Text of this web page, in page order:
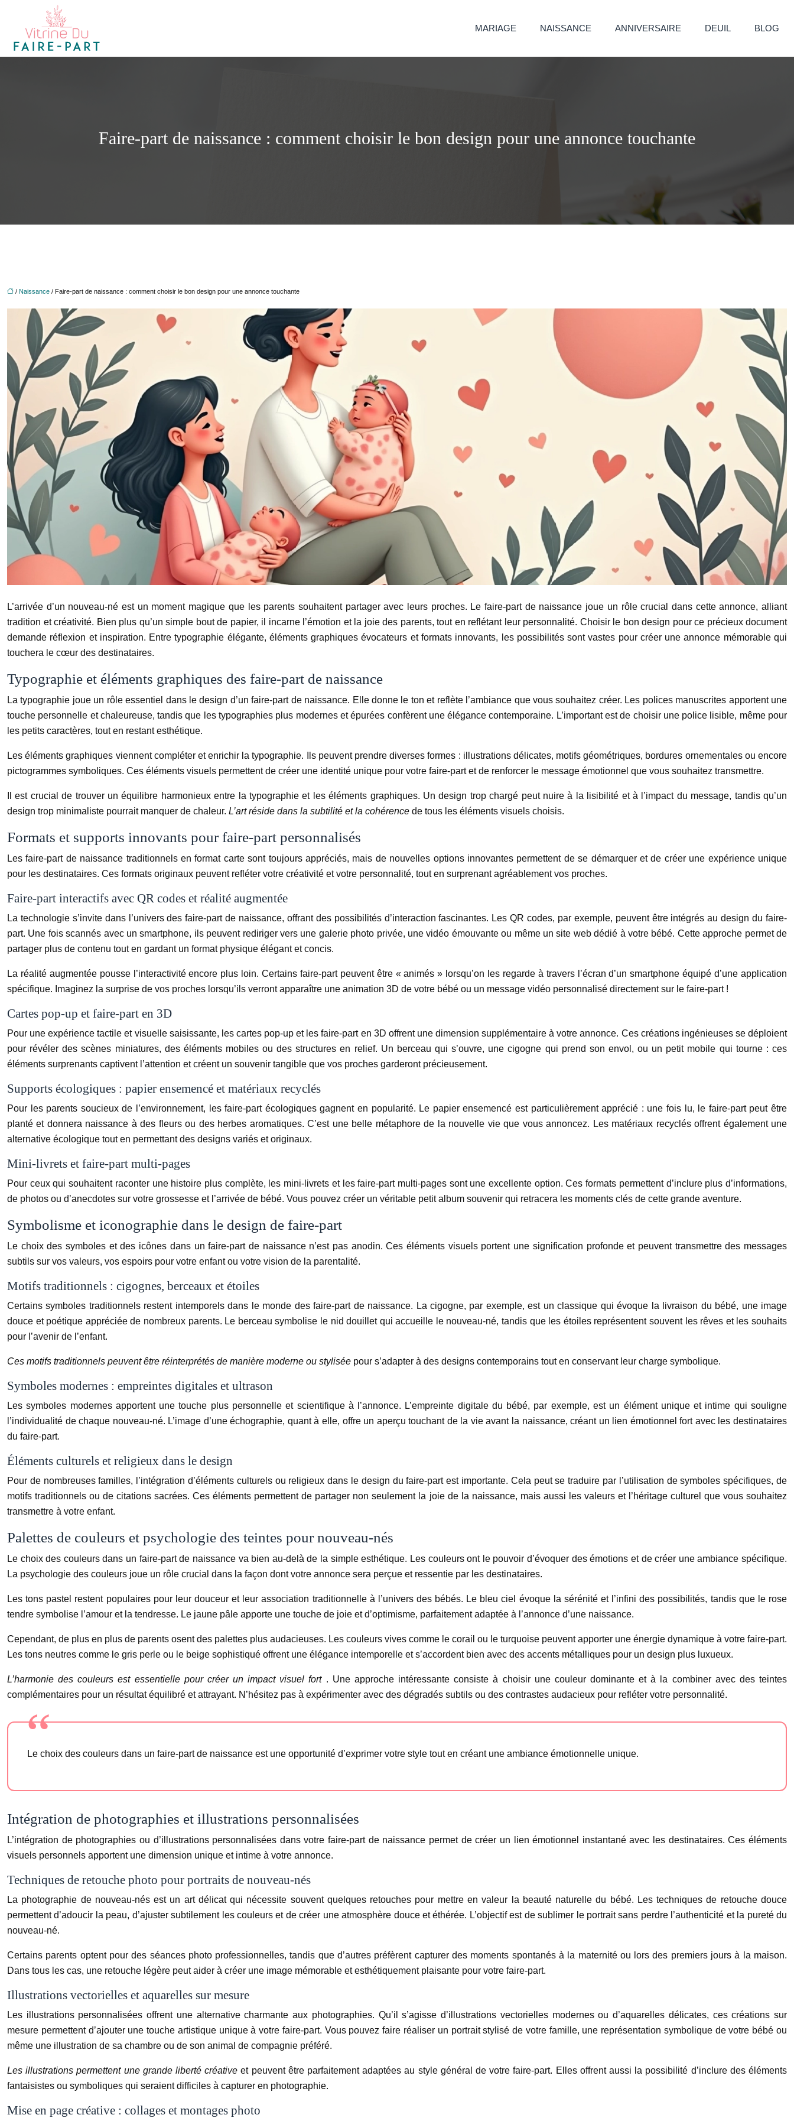
MARIAGE NAISSANCE ANNIVERSAIRE DEUIL BLOG
Faire-part de naissance : comment choisir le bon design pour une annonce touchante
/ Naissance / Faire-part de naissance : comment choisir le bon design pour une annonce touchante
L’arrivée d’un nouveau-né est un moment magique que les parents souhaitent partager avec leurs proches. Le faire-part de naissance joue un rôle crucial dans cette annonce, alliant
tradition et créativité. Bien plus qu’un simple bout de papier, il incarne l’émotion et la joie des parents, tout en reflétant leur personnalité. Choisir le bon design pour ce précieux document
demande réflexion et inspiration. Entre typographie élégante, éléments graphiques évocateurs et formats innovants, les possibilités sont vastes pour créer une annonce mémorable qui
touchera le cœur des destinataires.
Typographie et éléments graphiques des faire-part de naissance
La typographie joue un rôle essentiel dans le design d’un faire-part de naissance. Elle donne le ton et reflète l’ambiance que vous souhaitez créer. Les polices manuscrites apportent une
touche personnelle et chaleureuse, tandis que les typographies plus modernes et épurées confèrent une élégance contemporaine. L’important est de choisir une police lisible, même pour
les petits caractères, tout en restant esthétique.
Les éléments graphiques viennent compléter et enrichir la typographie. Ils peuvent prendre diverses formes : illustrations délicates, motifs géométriques, bordures ornementales ou encore
pictogrammes symboliques. Ces éléments visuels permettent de créer une identité unique pour votre faire-part et de renforcer le message émotionnel que vous souhaitez transmettre.
Il est crucial de trouver un équilibre harmonieux entre la typographie et les éléments graphiques. Un design trop chargé peut nuire à la lisibilité et à l’impact du message, tandis qu’un
design trop minimaliste pourrait manquer de chaleur. L’art réside dans la subtilité et la cohérence de tous les éléments visuels choisis.
Formats et supports innovants pour faire-part personnalisés
Les faire-part de naissance traditionnels en format carte sont toujours appréciés, mais de nouvelles options innovantes permettent de se démarquer et de créer une expérience unique
pour les destinataires. Ces formats originaux peuvent refléter votre créativité et votre personnalité, tout en surprenant agréablement vos proches.
Faire-part interactifs avec QR codes et réalité augmentée
La technologie s’invite dans l’univers des faire-part de naissance, offrant des possibilités d’interaction fascinantes. Les QR codes, par exemple, peuvent être intégrés au design du faire-
part. Une fois scannés avec un smartphone, ils peuvent rediriger vers une galerie photo privée, une vidéo émouvante ou même un site web dédié à votre bébé. Cette approche permet de
partager plus de contenu tout en gardant un format physique élégant et concis.
La réalité augmentée pousse l’interactivité encore plus loin. Certains faire-part peuvent être « animés » lorsqu’on les regarde à travers l’écran d’un smartphone équipé d’une application
spécifique. Imaginez la surprise de vos proches lorsqu’ils verront apparaître une animation 3D de votre bébé ou un message vidéo personnalisé directement sur le faire-part !
Cartes pop-up et faire-part en 3D
Pour une expérience tactile et visuelle saisissante, les cartes pop-up et les faire-part en 3D offrent une dimension supplémentaire à votre annonce. Ces créations ingénieuses se déploient
pour révéler des scènes miniatures, des éléments mobiles ou des structures en relief. Un berceau qui s’ouvre, une cigogne qui prend son envol, ou un petit mobile qui tourne : ces
éléments surprenants captivent l’attention et créent un souvenir tangible que vos proches garderont précieusement.
Supports écologiques : papier ensemencé et matériaux recyclés
Pour les parents soucieux de l’environnement, les faire-part écologiques gagnent en popularité. Le papier ensemencé est particulièrement apprécié : une fois lu, le faire-part peut être
planté et donnera naissance à des fleurs ou des herbes aromatiques. C’est une belle métaphore de la nouvelle vie que vous annoncez. Les matériaux recyclés offrent également une
alternative écologique tout en permettant des designs variés et originaux.
Mini-livrets et faire-part multi-pages
Pour ceux qui souhaitent raconter une histoire plus complète, les mini-livrets et les faire-part multi-pages sont une excellente option. Ces formats permettent d’inclure plus d’informations,
de photos ou d’anecdotes sur votre grossesse et l’arrivée de bébé. Vous pouvez créer un véritable petit album souvenir qui retracera les moments clés de cette grande aventure.
Symbolisme et iconographie dans le design de faire-part
Le choix des symboles et des icônes dans un faire-part de naissance n’est pas anodin. Ces éléments visuels portent une signification profonde et peuvent transmettre des messages
subtils sur vos valeurs, vos espoirs pour votre enfant ou votre vision de la parentalité.
Motifs traditionnels : cigognes, berceaux et étoiles
Certains symboles traditionnels restent intemporels dans le monde des faire-part de naissance. La cigogne, par exemple, est un classique qui évoque la livraison du bébé, une image
douce et poétique appréciée de nombreux parents. Le berceau symbolise le nid douillet qui accueille le nouveau-né, tandis que les étoiles représentent souvent les rêves et les souhaits
pour l’avenir de l’enfant.
Ces motifs traditionnels peuvent être réinterprétés de manière moderne ou stylisée pour s’adapter à des designs contemporains tout en conservant leur charge symbolique.
Symboles modernes : empreintes digitales et ultrason
Les symboles modernes apportent une touche plus personnelle et scientifique à l’annonce. L’empreinte digitale du bébé, par exemple, est un élément unique et intime qui souligne
l’individualité de chaque nouveau-né. L’image d’une échographie, quant à elle, offre un aperçu touchant de la vie avant la naissance, créant un lien émotionnel fort avec les destinataires
du faire-part.
Éléments culturels et religieux dans le design
Pour de nombreuses familles, l’intégration d’éléments culturels ou religieux dans le design du faire-part est importante. Cela peut se traduire par l’utilisation de symboles spécifiques, de
motifs traditionnels ou de citations sacrées. Ces éléments permettent de partager non seulement la joie de la naissance, mais aussi les valeurs et l’héritage culturel que vous souhaitez
transmettre à votre enfant.
Palettes de couleurs et psychologie des teintes pour nouveau-nés
Le choix des couleurs dans un faire-part de naissance va bien au-delà de la simple esthétique. Les couleurs ont le pouvoir d’évoquer des émotions et de créer une ambiance spécifique.
La psychologie des couleurs joue un rôle crucial dans la façon dont votre annonce sera perçue et ressentie par les destinataires.
Les tons pastel restent populaires pour leur douceur et leur association traditionnelle à l’univers des bébés. Le bleu ciel évoque la sérénité et l’infini des possibilités, tandis que le rose
tendre symbolise l’amour et la tendresse. Le jaune pâle apporte une touche de joie et d’optimisme, parfaitement adaptée à l’annonce d’une naissance.
Cependant, de plus en plus de parents osent des palettes plus audacieuses. Les couleurs vives comme le corail ou le turquoise peuvent apporter une énergie dynamique à votre faire-part.
Les tons neutres comme le gris perle ou le beige sophistiqué offrent une élégance intemporelle et s’accordent bien avec des accents métalliques pour un design plus luxueux.
L’harmonie des couleurs est essentielle pour créer un impact visuel fort . Une approche intéressante consiste à choisir une couleur dominante et à la combiner avec des teintes
complémentaires pour un résultat équilibré et attrayant. N’hésitez pas à expérimenter avec des dégradés subtils ou des contrastes audacieux pour refléter votre personnalité.
Le choix des couleurs dans un faire-part de naissance est une opportunité d’exprimer votre style tout en créant une ambiance émotionnelle unique.
Intégration de photographies et illustrations personnalisées
L’intégration de photographies ou d’illustrations personnalisées dans votre faire-part de naissance permet de créer un lien émotionnel instantané avec les destinataires. Ces éléments
visuels personnels apportent une dimension unique et intime à votre annonce.
Techniques de retouche photo pour portraits de nouveau-nés
La photographie de nouveau-nés est un art délicat qui nécessite souvent quelques retouches pour mettre en valeur la beauté naturelle du bébé. Les techniques de retouche douce
permettent d’adoucir la peau, d’ajuster subtilement les couleurs et de créer une atmosphère douce et éthérée. L’objectif est de sublimer le portrait sans perdre l’authenticité et la pureté du
nouveau-né.
Certains parents optent pour des séances photo professionnelles, tandis que d’autres préfèrent capturer des moments spontanés à la maternité ou lors des premiers jours à la maison.
Dans tous les cas, une retouche légère peut aider à créer une image mémorable et esthétiquement plaisante pour votre faire-part.
Illustrations vectorielles et aquarelles sur mesure
Les illustrations personnalisées offrent une alternative charmante aux photographies. Qu’il s’agisse d’illustrations vectorielles modernes ou d’aquarelles délicates, ces créations sur
mesure permettent d’ajouter une touche artistique unique à votre faire-part. Vous pouvez faire réaliser un portrait stylisé de votre famille, une représentation symbolique de votre bébé ou
même une illustration de sa chambre ou de son animal de compagnie préféré.
Les illustrations permettent une grande liberté créativeet peuvent être parfaitement adaptées au style général de votre faire-part. Elles offrent aussi la possibilité d’inclure des éléments
fantaisistes ou symboliques qui seraient difficiles à capturer en photographie.
Mise en page créative : collages et montages photo